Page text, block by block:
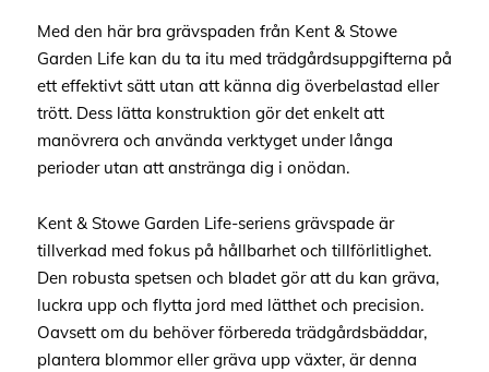
Med den här bra grävspaden från Kent & Stowe
Garden Life kan du ta itu med trädgårdsuppgifterna på
ett effektivt sätt utan att känna dig överbelastad eller
trött. Dess lätta konstruktion gör det enkelt att
manövrera och använda verktyget under långa
perioder utan att anstränga dig i onödan.
Kent & Stowe Garden Life-seriens grävspade är
tillverkad med fokus på hållbarhet och tillförlitlighet.
Den robusta spetsen och bladet gör att du kan gräva,
luckra upp och flytta jord med lätthet och precision.
Oavsett om du behöver förbereda trädgårdsbäddar,
plantera blommor eller gräva upp växter, är denna